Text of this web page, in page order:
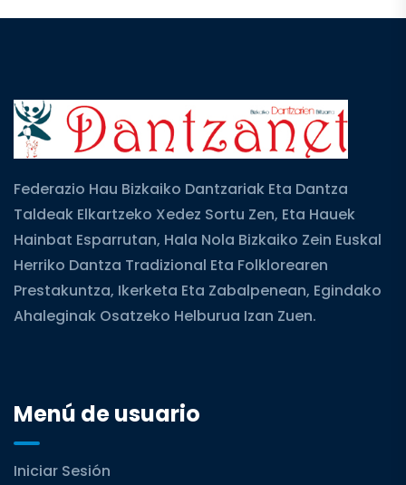
Federazio Hau Bizkaiko Dantzariak Eta Dantza
Taldeak Elkartzeko Xedez Sortu Zen, Eta Hauek
Hainbat Esparrutan, Hala Nola Bizkaiko Zein Euskal
Herriko Dantza Tradizional Eta Folklorearen
Prestakuntza, Ikerketa Eta Zabalpenean, Egindako
Ahaleginak Osatzeko Helburua Izan Zuen.
Menú de usuario
Iniciar Sesión